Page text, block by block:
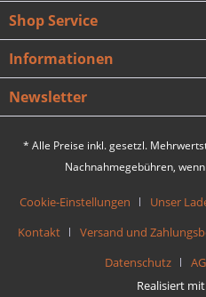
Shop Service
Informationen
Newsletter
* Alle Preise inkl. gesetzl.
Nachnahmegebühren,
Cookie-Einstellungen Unser
Kontakt
Versand und
Datenschutz
Realisiert